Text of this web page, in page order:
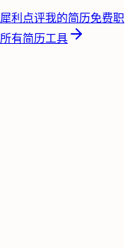
犀利点评我的简历免费职
所有简历工具